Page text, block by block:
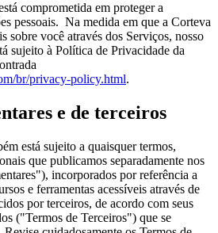
comprometida em proteger a
pessoais. Na medida em que a Corteva
sobre você através dos Serviços, nosso
sujeito à Política de Privacidade da
br/privacy-policy.html.
e de terceiros
está sujeito a quaisquer termos,
que publicamos separadamente nos
incorporados por referência a
e ferramentas acessíveis através de
por terceiros, de acordo com seus
("Termos de Terceiros") que se